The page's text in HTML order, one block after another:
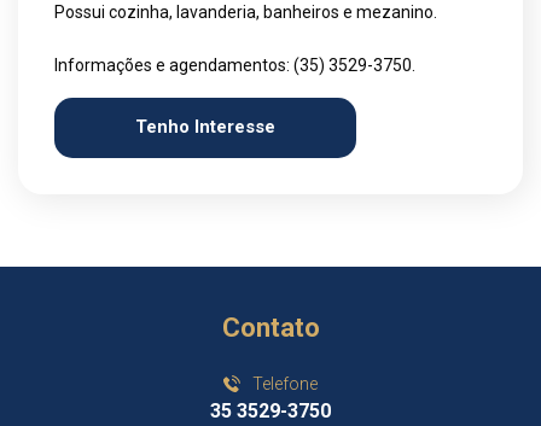
Possui cozinha, lavanderia, banheiros e mezanino.
Informações e agendamentos: (35) 3529-3750.
Tenho Interesse
Contato
Telefone
35 3529-3750